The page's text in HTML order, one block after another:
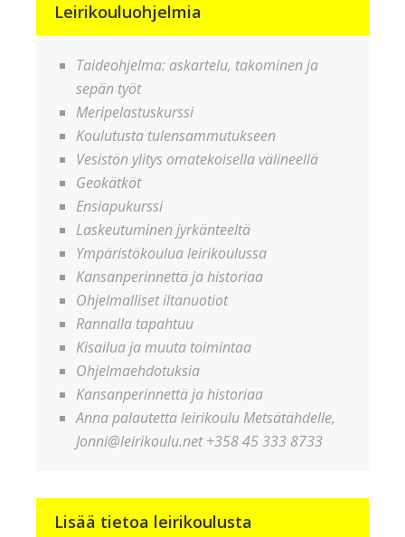
Leirikouluohjelmia
Taideohjelma: askartelu, takominen ja
sepän työt
Meripelastuskurssi
Koulutusta tulensammutukseen
Vesistön ylitys omatekoisella välineellä
Geokätköt
Ensiapukurssi
Laskeutuminen jyrkänteeltä
Ympäristökoulua leirikoulussa
Kansanperinnettä ja historiaa
Ohjelmalliset iltanuotiot
Rannalla tapahtuu
Kisailua ja muuta toimintaa
Ohjelmaehdotuksia
Kansanperinnettä ja historiaa
Anna palautetta leirikoulu Metsätähdelle,
Jonni@leirikoulu.net +358 45 333 8733
Lisää tietoa leirikoulusta